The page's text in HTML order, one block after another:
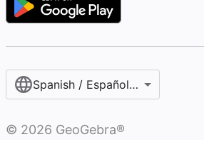
Spanish / Español (internacional)
© 2026 GeoGebra®